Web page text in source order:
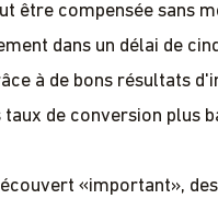
être compensée sans
dans un délai de
à de bons résultats
de conversion plus
«important»,